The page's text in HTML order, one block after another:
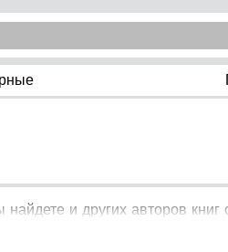
и других авторов книг